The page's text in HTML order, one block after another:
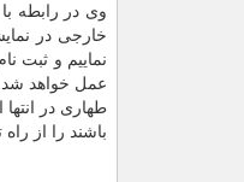
وی در رابطه
خارجی در
نماییم و ثبت
عمل خواهد
طهاری در
باشند را از